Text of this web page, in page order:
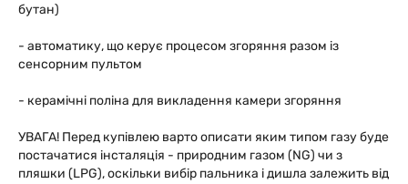
бутан)
- автоматику, що керує процесом згоряння разом із
сенсорним пультом
- керамічні поліна для викладення камери згоряння
УВАГА! Перед купівлею варто описати яким типом газу буде
постачатися інсталяція - природним газом (NG) чи з
пляшки (LPG), оскільки вибір пальника і дишла залежить від